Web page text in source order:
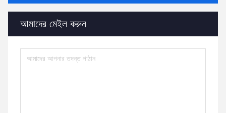
আমাদের মেইল ​​করুন